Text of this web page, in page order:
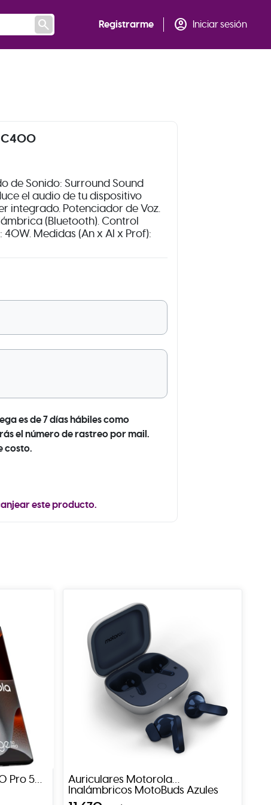
search Registrarme account_circle Iniciar sesión
C400
de Sonido: Surround Sound
el audio de tu dispositivo
integrado. Potenciador de Voz.
(Bluetooth). Control
40W. Medidas (An x Al x Prof):
es de 7 días hábiles como
el número de rastreo por mail.
costo.
este producto.
Pro 5G
Auriculares Motorola
Inalámbricos MotoBuds Azules